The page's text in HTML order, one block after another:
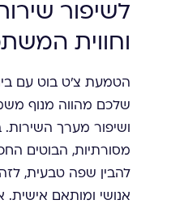
לשיפור
וחווית
הטמעת צ'ט בוט עם
שלכם מהווה מנוף
ושיפור מערך השירות.
מסורתיות, הבוטים
להבין שפה טבעית,
אנושי ומותאם